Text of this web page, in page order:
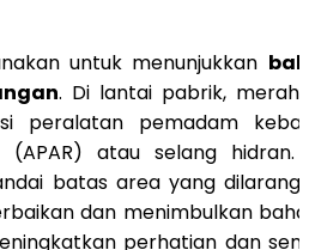
untuk menunjukkan
. Di lantai pabrik, merah
peralatan pemadam
atau selang
batas area yang
dan menimbulkan
perhatian dan